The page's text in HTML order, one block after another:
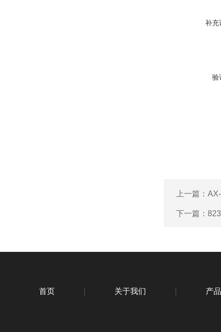
补充
验
上一篇：
下一篇：
首页 关于我们 产